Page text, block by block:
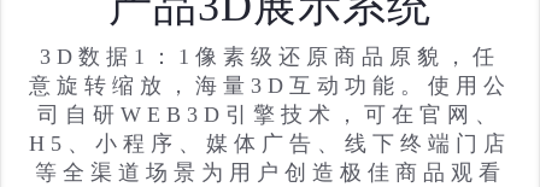
3D数据1：1像素级还原商品原貌，任
意旋转缩放，海量3D互动功能。使用公
司自研WEB3D引擎技术，可在官网、
H5、小程序、媒体广告、线下终端门店
等全渠道场景为用户创造极佳商品观看